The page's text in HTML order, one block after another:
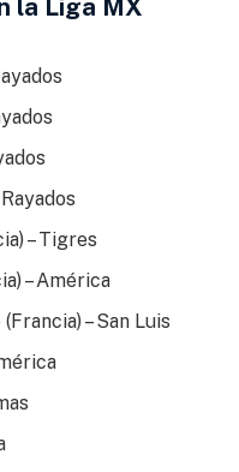
la Liga MX
– Tigres
– América
– San Luis